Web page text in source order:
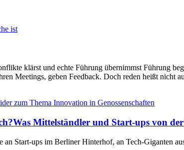
klärst und echte Führung übernimmst Führung
Meetings, geben Feedback. Doch reden heißt nicht
Mittelständler und Start-ups von
an Start-ups im Berliner Hinterhof, an Tech-Giganten